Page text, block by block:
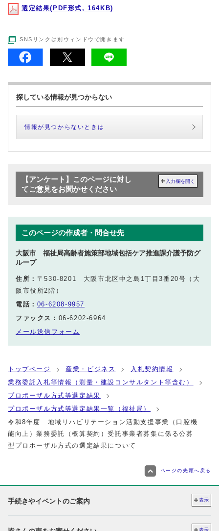
選定結果(PDF形式, 164KB)
SNSリンクは別ウィンドウで開きます
探している情報が見つからない
情報が見つからないときは
【アンケート】このページに対し
てご意見をお聞かせください
入力欄を開く
このページの作成者・問合せ先
大阪市 福祉局高齢者施策部地域包括ケア推進課介護予防グ
ループ
住所： 〒530-8201 大阪市北区中之島1丁目3番20号（大
阪市役所2階）
電話： 06-6208-9957
ファックス： 06-6202-6964
メール送信フォーム
トップページ 産業・ビジネス
入札契約情報
業務委託入札等情報（測量・建設コンサルタント等含む）
プロポーザル方式等選定結果
プロポーザル方式等選定結果一覧（福祉局）
令和8年度 地域リハビリテーション活動支援事業（口腔機
能向上）業務委託（概算契約）受託事業者募集に係る公募
型プロポーザル方式の選定結果について
ページの先頭へ戻る
手続きやイベントのご案内 表示
表示